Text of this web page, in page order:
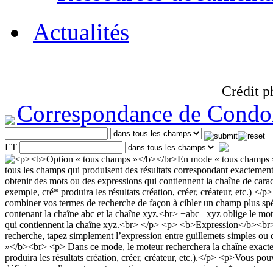
Actualités
Crédit
Correspondance de
ET